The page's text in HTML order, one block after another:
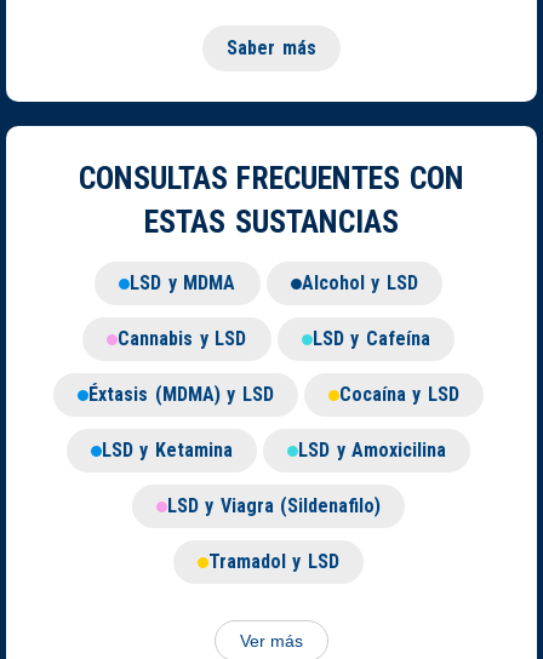
Saber más
CONSULTAS FRECUENTES CON
ESTAS SUSTANCIAS
LSD y MDMA Alcohol y LSD
Cannabis y LSD LSD y Cafeína
Éxtasis (MDMA) y LSD Cocaína y LSD
LSD y Ketamina LSD y Amoxicilina
LSD y Viagra (Sildenafilo)
Tramadol y LSD
Ver más